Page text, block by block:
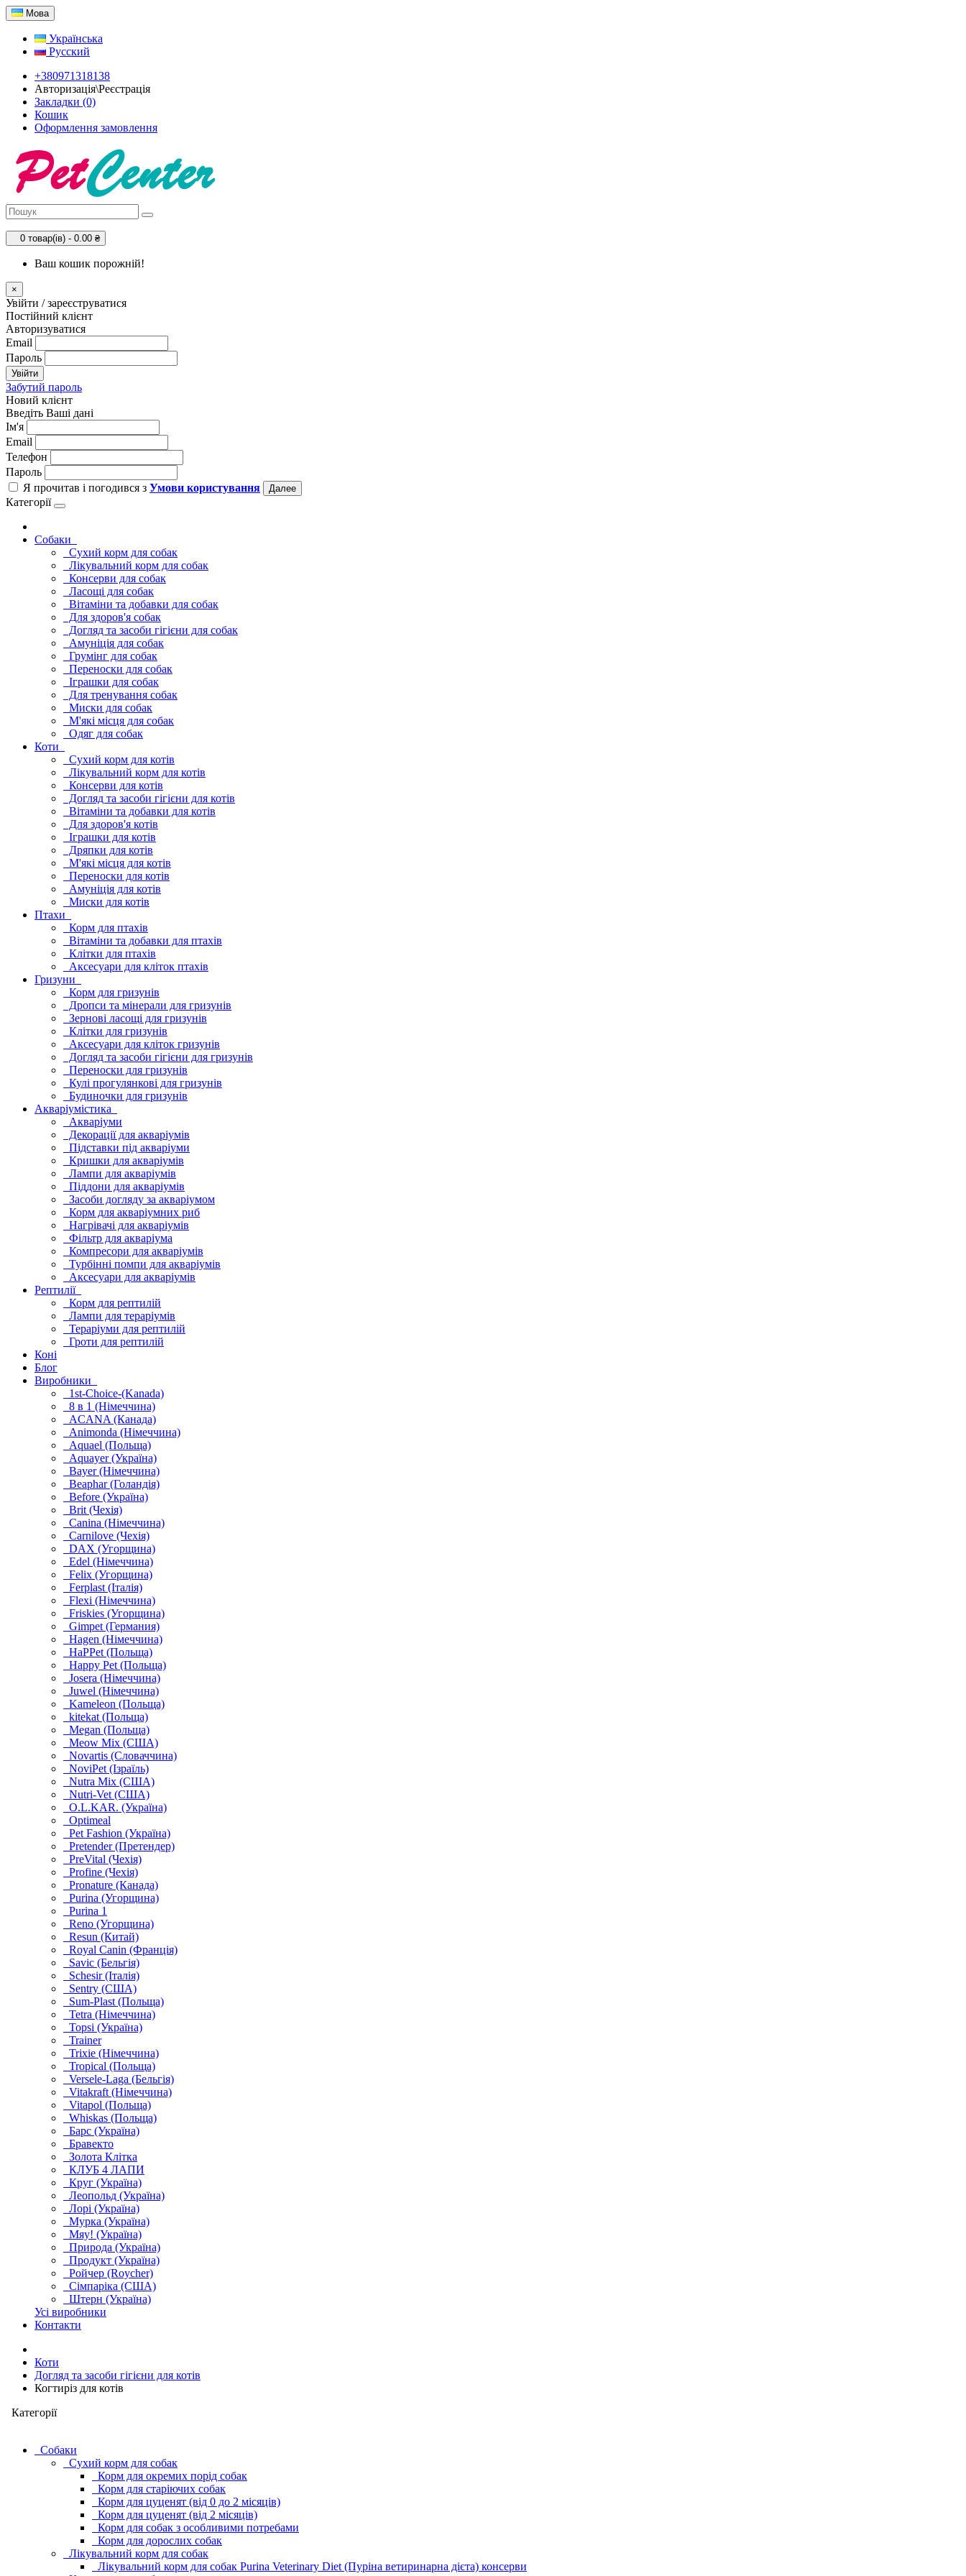
Мова
Українська
Русский
+380971318138
Авторизація\Реєстрація
Закладки (0)
Кошик
Оформлення замовлення
0 товар(ів) - 0.00 ₴
Ваш кошик порожній!
×
Увійти / зареєструватися
Постійний клієнт
Авторизуватися
Email
Пароль
Увійти
Забутий пароль
Новий клієнт
Введіть Ваші дані
Ім'я
Email
Телефон
Пароль
Я прочитав і погодився з Умови користування Далее
Категорії
Cобаки
Сухий корм для собак
Лікувальний корм для собак
Консерви для собак
Ласощі для собак
Вітаміни та добавки для собак
Для здоров'я собак
Догляд та засоби гігієни для собак
Амуніція для собак
Грумінг для собак
Переноски для собак
Іграшки для собак
Для тренування собак
Миски для собак
М'які місця для собак
Одяг для собак
Коти
Сухий корм для котів
Лікувальний корм для котів
Консерви для котів
Догляд та засоби гігієни для котів
Вітаміни та добавки для котів
Для здоров'я котів
Іграшки для котів
Дряпки для котів
М'які місця для котів
Переноски для котів
Амуніція для котів
Миски для котів
Птахи
Корм для птахів
Вітаміни та добавки для птахів
Клітки для птахів
Аксесуари для кліток птахів
Гризуни
Корм для гризунів
Дропси та мінерали для гризунів
Зернові ласощі для гризунів
Клітки для гризунів
Аксесуари для кліток гризунів
Догляд та засоби гігієни для гризунів
Переноски для гризунів
Кулі прогулянкові для гризунів
Будиночки для гризунів
Акваріумістика
Акваріуми
Декорації для акваріумів
Підставки під акваріуми
Кришки для акваріумів
Лампи для акваріумів
Піддони для акваріумів
Засоби догляду за акваріумом
Корм для акваріумних риб
Нагрівачі для акваріумів
Фільтр для акваріума
Компресори для акваріумів
Турбінні помпи для акваріумів
Аксесуари для акваріумів
Рептилії
Корм для рептилій
Лампи для тераріумів
Тераріуми для рептилій
Гроти для рептилій
Коні
Блог
Виробники
1st-Choice-(Kanada)
8 в 1 (Німеччина)
ACANA (Канада)
Animonda (Німеччина)
Aquael (Польща)
Aquayer (Україна)
Bayer (Німеччина)
Beaphar (Голандія)
Before (Україна)
Brit (Чехія)
Canina (Німеччина)
Carnilove (Чехія)
DAX (Угорщина)
Edel (Німеччина)
Felix (Угорщина)
Ferplast (Італія)
Flexi (Німеччина)
Friskies (Угорщина)
Gimpet (Германия)
Hagen (Німеччина)
HaPPet (Польща)
Happy Pet (Польща)
Josera (Німеччина)
Juwel (Німеччина)
Kameleon (Польща)
kitekat (Польща)
Megan (Польща)
Meow Mix (США)
Novartis (Словаччина)
NoviPet (Ізраїль)
Nutra Mix (США)
Nutri-Vet (США)
O.L.KAR. (Україна)
Optimeal
Pet Fashion (Україна)
Pretender (Претендер)
PreVital (Чехія)
Profine (Чехія)
Pronature (Канада)
Purina (Угорщина)
Purina 1
Reno (Угорщина)
Resun (Китай)
Royal Canin (Франція)
Savic (Бельгія)
Schesir (Італія)
Sentry (США)
Sum-Plast (Польща)
Tetra (Німеччина)
Topsi (Україна)
Trainer
Trixie (Німеччина)
Tropical (Польща)
Versele-Laga (Бельгія)
Vitakraft (Німеччина)
Vitapol (Польща)
Whiskas (Польща)
Барс (Україна)
Бравекто
Золота Клітка
КЛУБ 4 ЛАПИ
Круг (Україна)
Леопольд (Україна)
Лорі (Україна)
Мурка (Україна)
Мяу! (Україна)
Природа (Україна)
Продукт (Україна)
Ройчер (Roycher)
Сімпаріка (США)
Штерн (Україна)
Усі виробники
Контакти
Коти
Догляд та засоби гігієни для котів
Когтиріз для котів
Категорії
Cобаки
Сухий корм для собак
Корм для окремих порід собак
Корм для старіючих собак
Корм для цуценят (від 0 до 2 місяців)
Корм для цуценят (від 2 місяців)
Корм для собак з особливими потребами
Корм для дорослих собак
Лікувальний корм для собак
Лікувальний корм для собак Purina Veterinary Diet (Пуріна ветиринарна дієта) консерви